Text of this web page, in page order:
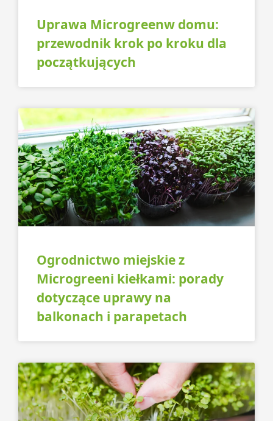
Uprawa Microgreenw domu:
przewodnik krok po kroku dla
początkujących
Ogrodnictwo miejskie z
Microgreeni kiełkami: porady
dotyczące uprawy na
balkonach i parapetach